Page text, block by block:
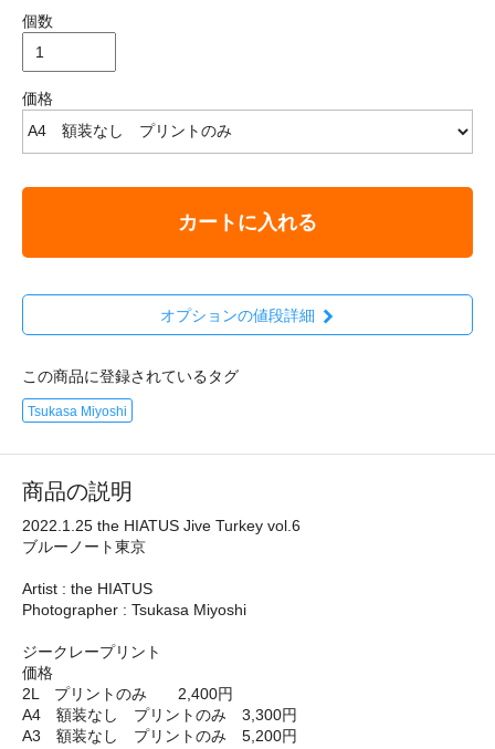
個数
価格
カートに入れる
オプションの値段詳細
この商品に登録されているタグ
Tsukasa Miyoshi
商品の説明
2022.1.25 the HIATUS Jive Turkey vol.6
ブルーノート東京
Artist : the HIATUS
Photographer : Tsukasa Miyoshi
ジークレープリント
価格
2L プリントのみ 2,400円
A4 額装なし プリントのみ 3,300円
A3 額装なし プリントのみ 5,200円